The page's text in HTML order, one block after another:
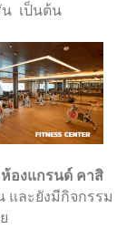
เป็นต้น
ห้องแกรนด์ คาสิ
และยังมีกิจกรรม